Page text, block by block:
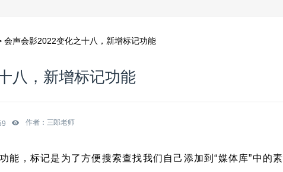
会声会影2022变化之十八，新增标记功能
八，新增标记功能
作者：三郎老师
能，标记是为了方便搜索查找我们自己添加到“媒体库”中的素